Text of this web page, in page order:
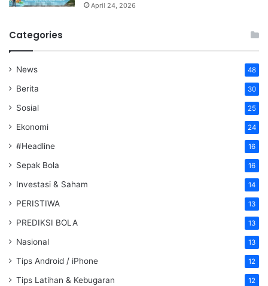
April 24, 2026
Categories
News 48
Berita 30
Sosial 25
Ekonomi 24
#Headline 16
Sepak Bola 16
Investasi & Saham 14
PERISTIWA 13
PREDIKSI BOLA 13
Nasional 13
Tips Android / iPhone 12
Tips Latihan & Kebugaran 12